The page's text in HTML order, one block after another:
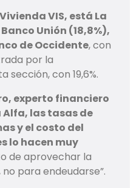
VIS, está La
Unión (18,8%),
de Occidente, con
por la
sección, con 19,6%.
experto financiero
las tasas de
y el costo del
lo hacen muy
de aprovechar la
para endeudarse”.